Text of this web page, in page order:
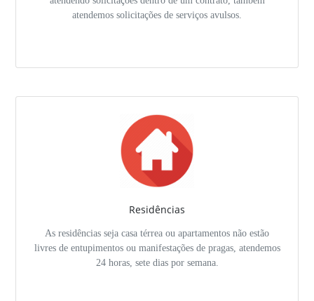
atendemos solicitações de serviços avulsos.
Residências
As residências seja casa térrea ou apartamentos não estão
livres de entupimentos ou manifestações de pragas, atendemos
24 horas, sete dias por semana.